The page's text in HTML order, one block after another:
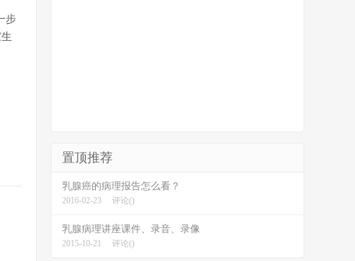
步
置顶推荐
乳腺癌的病理报告怎么看？
2016-02-23 评论()
乳腺病理讲座课件、录音、录像
2015-10-21 评论()